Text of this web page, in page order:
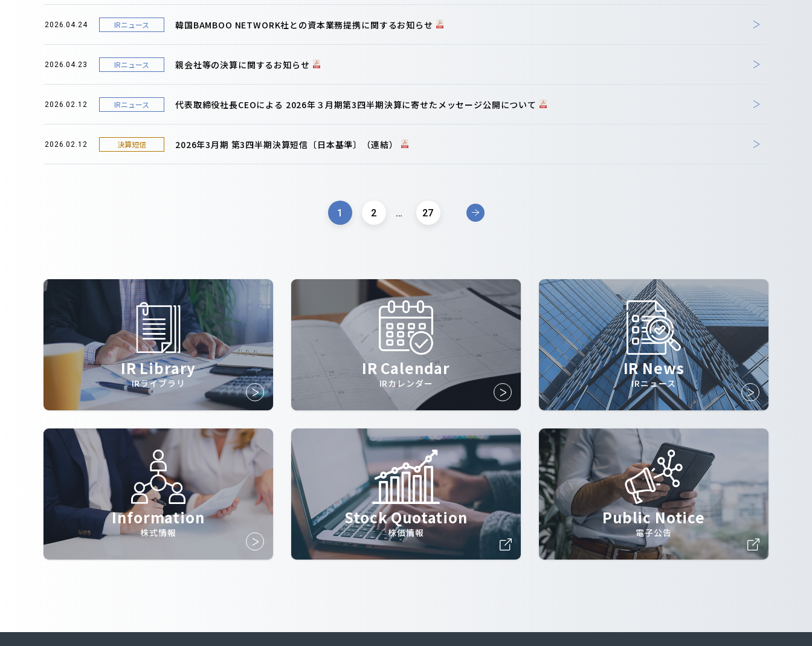
2026.04.24 IRニュース 韓国BAMBOO NETWORK社との資本業務提携に関するお知らせ
2026.04.23 IRニュース 親会社等の決算に関するお知らせ
2026.02.12 IRニュース 代表取締役社長CEOによる 2026年３月期第3四半期決算に寄せたメッセージ公開について
2026.02.12 決算短信 2026年3月期 第3四半期決算短信〔日本基準〕（連結）
1 2 … 27
IR Library
IRライブラリ
IR Calendar
IRカレンダー
IR News
IRニュース
Information
株式情報
Stock Quotation
株価情報
Public Notice
電子公告